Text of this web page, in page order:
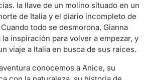
la llave de un molino situado en un
de Italia y el diario incompleto de
todo se desmorona, Gianna
inspiración para volver a empezar, y
viaje a Italia en busca de sus raices.
conocemos a Anice, su